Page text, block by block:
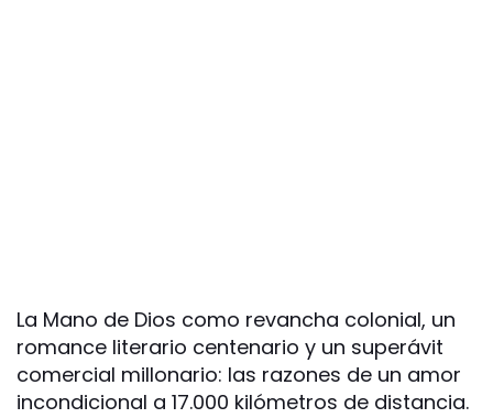
La Mano de Dios como revancha colonial, un
romance literario centenario y un superávit
comercial millonario: las razones de un amor
incondicional a 17.000 kilómetros de distancia.